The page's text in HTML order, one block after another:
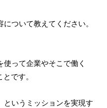
ついて教えてください。
って企業やそこで働く
です。
というミッションを実現す